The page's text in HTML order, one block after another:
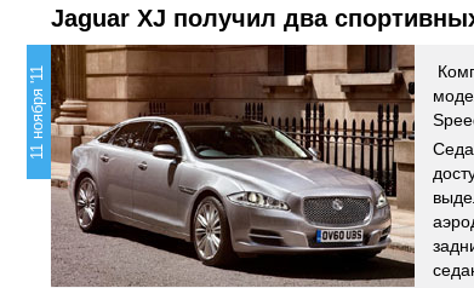
Jaguar XJ получил два
11 ноября '11